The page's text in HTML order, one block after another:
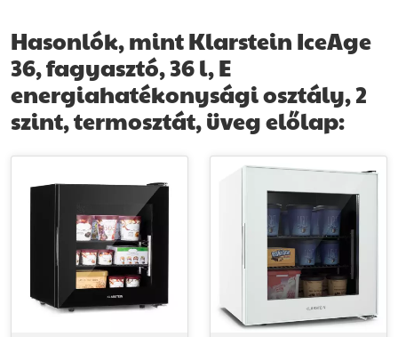
Hasonlók, mint Klarstein IceAge
36, fagyasztó, 36 l, E
energiahatékonysági osztály, 2
szint, termosztát, üveg előlap: